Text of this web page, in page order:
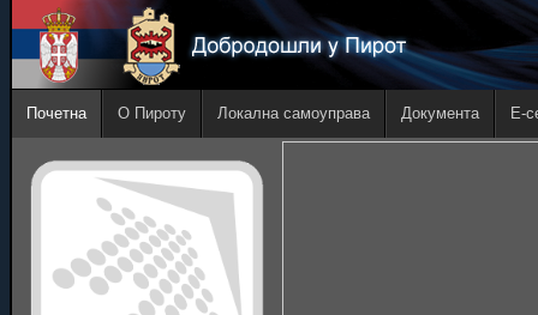
Почетна О Пироту Локална самоуправа Документа E-